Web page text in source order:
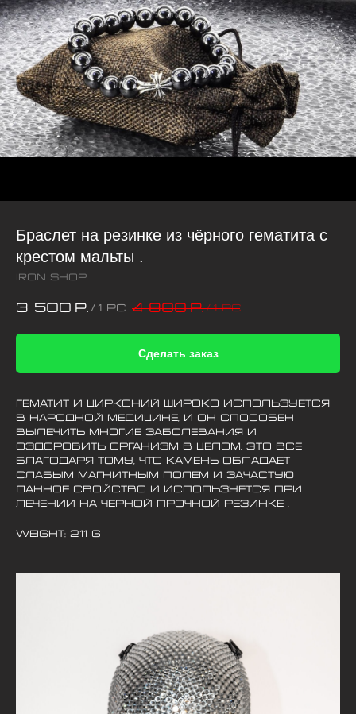
Браслет на резинке из чёрного гематита с
крестом мальты .
iRon Shop
3 500 р. / 1 pc 4 800 р. / 1 pc
Сделать заказ
Гематит и Цирконий широко используется
в народной медицине, и он способен
вылечить многие заболевания и
оздоровить организм в целом. Это все
благодаря тому, что камень обладает
слабым магнитным полем и зачастую
данное свойство и используется при
лечении на черной прочной резинке .
Weight: 211 g